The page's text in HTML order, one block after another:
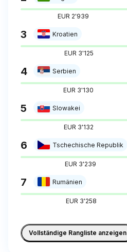
EUR 2'939
3 Kroatien
EUR 3'125
4 Serbien
EUR 3'130
5 Slowakei
EUR 3'132
6 Tschechische Republik
EUR 3'239
7 Rumänien
EUR 3'258
Vollständige Rangliste anzeigen